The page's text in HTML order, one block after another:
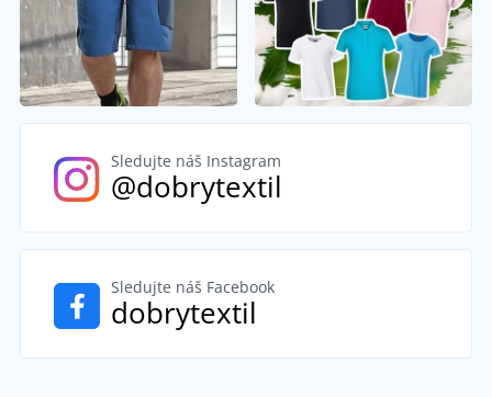
Sledujte náš Instagram
@dobrytextil
Sledujte náš Facebook
dobrytextil